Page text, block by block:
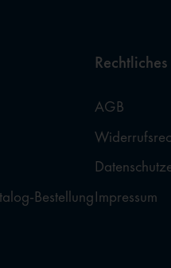
Bestellung
Rechtliches
AGB
Impressum